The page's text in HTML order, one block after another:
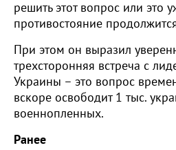
решить этот вопрос или это
противостояние
При этом он выразил
трехсторонняя встреча с
Украины – это вопрос
вскоре освободит 1 тыс.
военнопленных.
Ранее